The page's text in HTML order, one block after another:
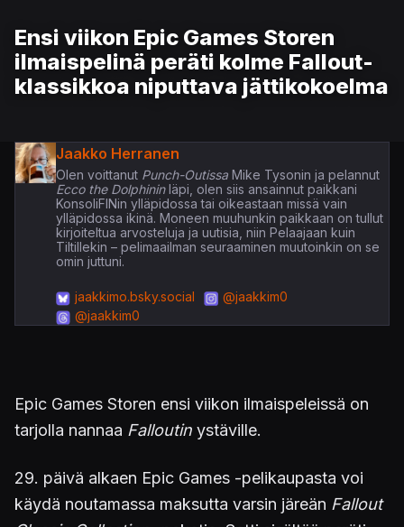
Ensi viikon Epic Games Storen
ilmaispelinä peräti kolme Fallout-
klassikkoa niputtava jättikokoelma
Jaakko Herranen
Olen voittanutPunch-OutissaMike Tysonin ja pelannut
Ecco the Dolphininläpi, olen siis ansainnut paikkani
KonsoliFINin ylläpidossa tai oikeastaan missä vain
ylläpidossa ikinä. Moneen muuhunkin paikkaan on tullut
kirjoiteltua arvosteluja ja uutisia, niin Pelaajaan kuin
Tiltillekin – pelimaailman seuraaminen muutoinkin on se
omin juttuni.
jaakkimo.bsky.social
@jaakkim0
@jaakkim0
Epic Games Storen ensi viikon ilmaispeleissä on
tarjolla nannaa Falloutin ystäville.
29. päivä alkaen Epic Games -pelikaupasta voi
käydä noutamassa maksutta varsin järeän Fallout